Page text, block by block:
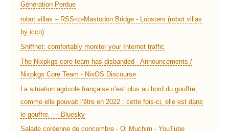
Génération Perdue
robot.villas – RSS-to-Mastodon Bridge - Lobsters (robot.villas
by icco)
Sniffnet: comfortably monitor your Internet traffic
The Nixpkgs core team has disbanded - Announcements /
Nixpkgs Core Team - NixOS Discourse
La situation agricole française n’est plus au bord du gouffre,
comme elle pouvait l’être en 2022 : cette fois-ci, elle est dans
le gouffre. — Bluesky
Salade coréenne de concombre - Oi Muchim - YouTube